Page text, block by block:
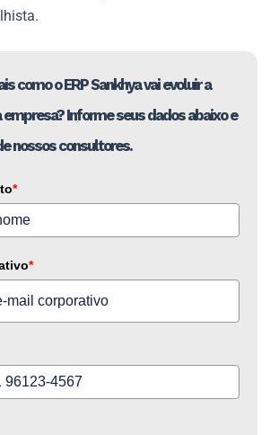
como o ERP Sankhya vai evoluir a
Informe seus dados abaixo e
nossos consultores.
*
*